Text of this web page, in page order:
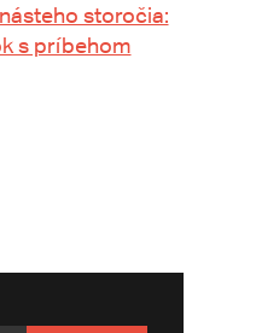
storočia:
s príbehom